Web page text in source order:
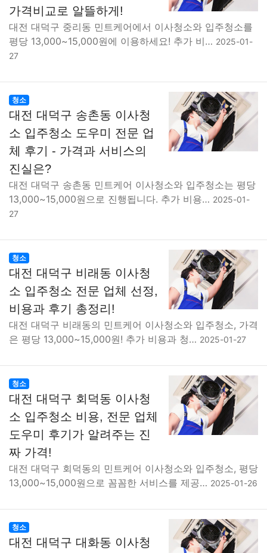
가격비교로 알뜰하게!
대전 대덕구 중리동 민트케어에서 이사청소와 입주청소를
평당 13,000~15,000원에 이용하세요! 추가 비… 2025-01-
27
청소
대전 대덕구 송촌동 이사청
소 입주청소 도우미 전문 업
체 후기 - 가격과 서비스의
진실은?
대전 대덕구 송촌동 민트케어 이사청소와 입주청소는 평당
13,000~15,000원으로 진행됩니다. 추가 비용… 2025-01-
27
청소
대전 대덕구 비래동 이사청
소 입주청소 전문 업체 선정,
비용과 후기 총정리!
대전 대덕구 비래동의 민트케어 이사청소와 입주청소, 가격
은 평당 13,000~15,000원! 추가 비용과 청… 2025-01-27
청소
대전 대덕구 회덕동 이사청
소 입주청소 비용, 전문 업체
도우미 후기가 알려주는 진
짜 가격!
대전 대덕구 회덕동의 민트케어 이사청소와 입주청소, 평당
13,000~15,000원으로 꼼꼼한 서비스를 제공… 2025-01-26
청소
대전 대덕구 대화동 이사청